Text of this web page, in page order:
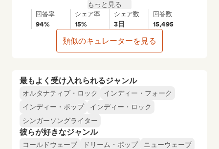
最もよく受け入れられるジャンル
オルタナティブ・ロック
インディー・フォーク
インディー・ポップ
インディー・ロック
シンガーソングライター
彼らが好きなジャンル
コールドウェーブ ドリーム・ポップ
ニューウェーブ
もっと見る
回答率
94%
シェア率
15%
シェア数
3日
回答数
15,495
類似のキュレーターを見る